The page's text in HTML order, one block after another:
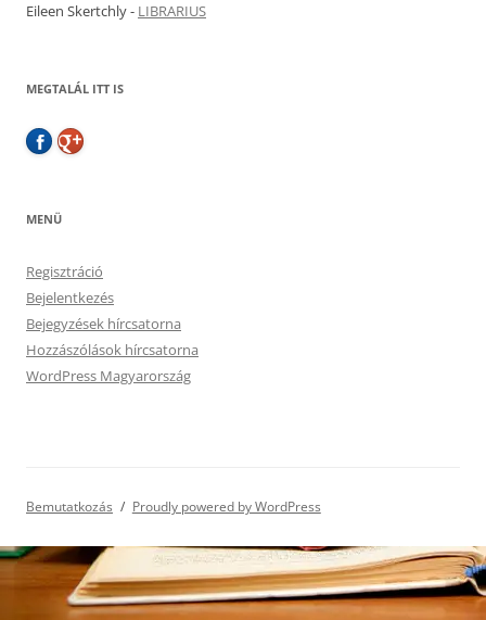
Eileen Skertchly- LIBRARIUS
MEGTALÁL ITT IS
MENÜ
Regisztráció
Bejelentkezés
Bejegyzések hírcsatorna
Hozzászólások hírcsatorna
WordPress Magyarország
Bemutatkozás Proudly powered by WordPress